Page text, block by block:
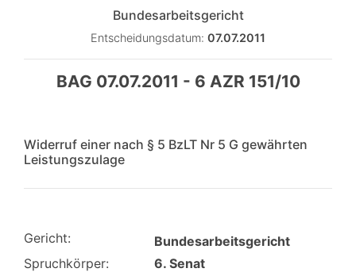
Bundesarbeitsgericht
Entscheidungsdatum: 07.07.2011
BAG 07.07.2011 - 6 AZR 151/10
Widerruf einer nach § 5 BzLT Nr 5 G gewährten
Leistungszulage
Gericht:
Bundesarbeitsgericht
Spruchkörper:
6. Senat